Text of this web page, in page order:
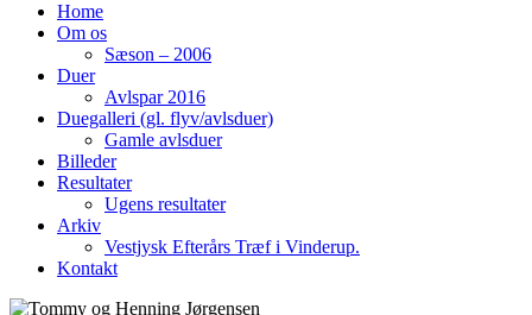
Home
Om os
Sæson – 2006
Duer
Avlspar 2016
Duegalleri (gl. flyv/avlsduer)
Gamle avlsduer
Billeder
Resultater
Ugens resultater
Arkiv
Vestjysk Efterårs Træf i Vinderup.
Kontakt